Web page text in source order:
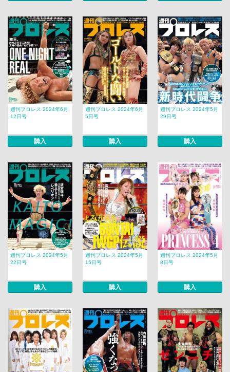
週刊プロレス 2024年6月
12日号
購入
週刊プロレス 2024年6月
5日号
購入
週刊プロレス 2024年5月
29日号
購入
週刊プロレス 2024年5月
22日号
購入
週刊プロレス 2024年5月
15日号
購入
週刊プロレス 2024年5月
8日号
購入